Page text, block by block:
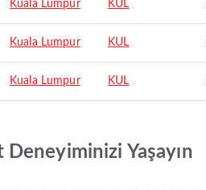
Kuala Lumpur KUL
Kuala Lumpur KUL
Kuala Lumpur KUL
Yaşayın